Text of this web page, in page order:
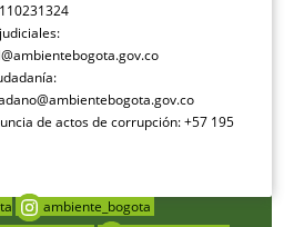
de actos de corrupción: +57 195
ambiente_bogota